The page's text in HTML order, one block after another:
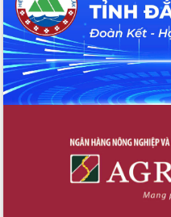
Quyết liệt cải cách hành chính, khơi
thông nguồn lực phát triển
Nâng cao hiệu lực, hiệu quả HĐND
tỉnh thông qua hiện đại hóa hành chính
Xã Ea Phê gắn cải cách hành chính với
chuyển đổi số
Hồ Thị Nguyên Thảo làm việc tại Trung
tâm Phục vụ hành chính công xã Ea
Xây dựng nền hành chính số đồng